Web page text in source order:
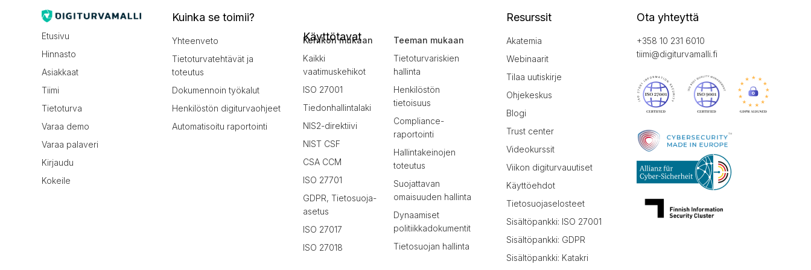
Etusivu
Hinnasto
Asiakkaat
Tiimi
Tietoturva
Varaa demo
Varaa palaveri
Kirjaudu
Kokeile
Kuinka se toimii?
Yhteenveto
Tietoturvatehtävät ja
toteutus
Dokumennoin työkalut
Henkilöstön digiturvaohjeet
Automatisoitu raportointi
Käyttötavat
Kehikon mukaan
Kaikki
vaatimuskehikot
ISO 27001
Tiedonhallintalaki
NIS2-direktiivi
NIST CSF
CSA CCM
ISO 27701
GDPR, Tietosuoja-
asetus
ISO 27017
ISO 27018
Teeman mukaan
Tietoturvariskien
hallinta
Henkilöstön
tietoisuus
Compliance-
raportointi
Hallintakeinojen
toteutus
Suojattavan
omaisuuden hallinta
Dynaamiset
politiikkadokumentit
Tietosuojan hallinta
Resurssit
Akatemia
Webinaarit
Tilaa uutiskirje
Ohjekeskus
Blogi
Trust center
Videokurssit
Viikon digiturvauutiset
Käyttöehdot
Tietosuojaselosteet
Sisältöpankki: ISO 27001
Sisältöpankki: GDPR
Sisältöpankki: Katakri
Ota yhteyttä
+358 10 231 6010
tiimi@digiturvamalli.fi